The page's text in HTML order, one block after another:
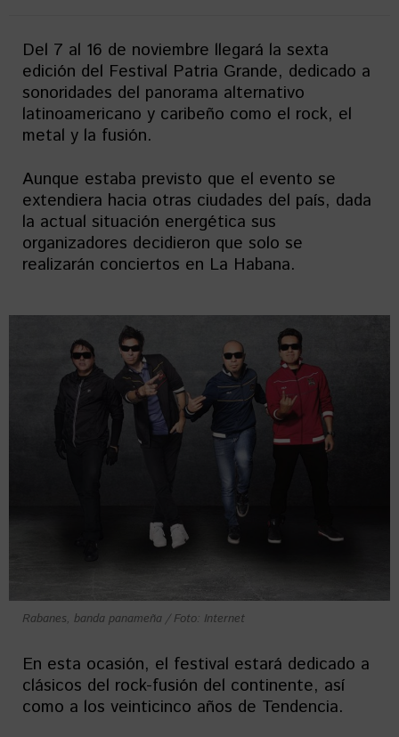
Del 7 al 16 de noviembre llegará la sexta
edición del Festival Patria Grande, dedicado a
sonoridades del panorama alternativo
latinoamericano y caribeño como el rock, el
metal y la fusión.
Aunque estaba previsto que el evento se
extendiera hacia otras ciudades del país, dada
la actual situación energética sus
organizadores decidieron que solo se
realizarán conciertos en La Habana.
Rabanes, banda panameña / Foto: Internet
En esta ocasión, el festival estará dedicado a
clásicos del rock-fusión del continente, así
como a los veinticinco años de Tendencia.